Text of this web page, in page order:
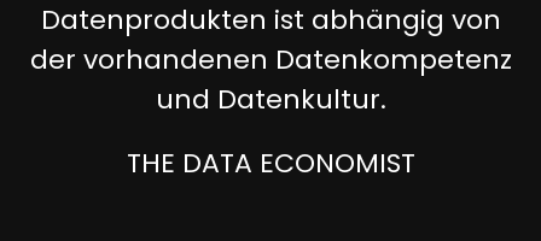
Datenprodukten ist abhängig von
der vorhandenen Datenkompetenz
und Datenkultur.
THE DATA ECONOMIST